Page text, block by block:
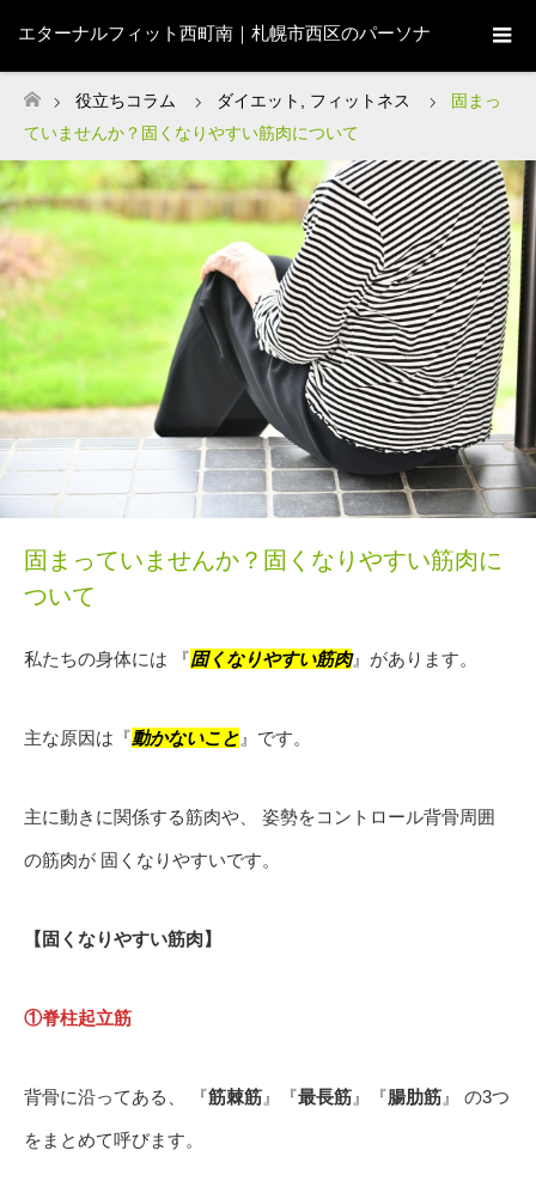
エターナルフィット西町南｜札幌市西区のパーソナ
ルジム
ホーム
役立ちコラム ダイエット フィットネス
固まっ
ていませんか？固くなりやすい筋肉について
固まっていませんか？固くなりやすい筋肉に
ついて
私たちの身体には 『固くなりやすい筋肉』があります。
主な原因は『動かないこと 』です。
主に動きに関係する筋肉や、 姿勢をコントロール背骨周囲
の筋肉が 固くなりやすいです。
【固くなりやすい筋肉】
①脊柱起立筋
背骨に沿ってある、 『筋棘筋 』『最長筋 』『腸肋筋 』 の3つ
をまとめて呼びます。